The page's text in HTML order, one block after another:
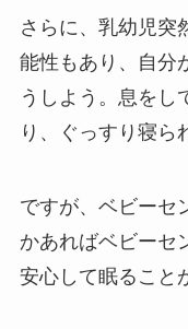
さらに、乳幼児突
能性もあり、自分
うしよう。息をし
り、ぐっすり寝ら
ですが、ベビーセ
かあればベビーセ
安心して眠ること